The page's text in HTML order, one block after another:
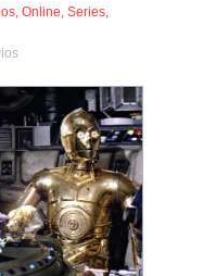
, Online, Series,